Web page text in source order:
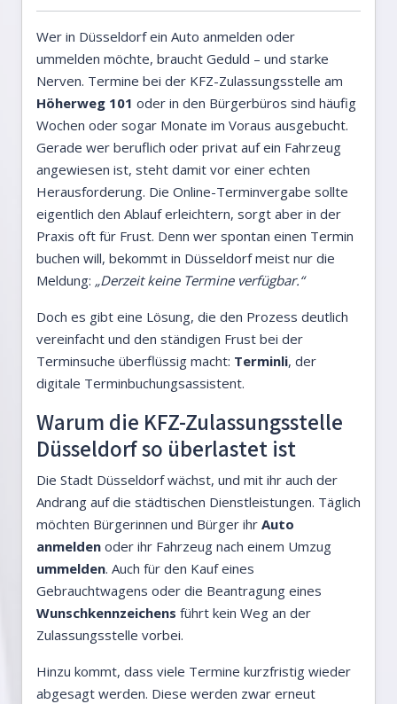
Wer in Düsseldorf ein Auto anmelden oder
ummelden möchte, braucht Geduld – und starke
Nerven. Termine bei der KFZ-Zulassungsstelle am
Höherweg 101 oder in den Bürgerbüros sind häufig
Wochen oder sogar Monate im Voraus ausgebucht.
Gerade wer beruflich oder privat auf ein Fahrzeug
angewiesen ist, steht damit vor einer echten
Herausforderung. Die Online-Terminvergabe sollte
eigentlich den Ablauf erleichtern, sorgt aber in der
Praxis oft für Frust. Denn wer spontan einen Termin
buchen will, bekommt in Düsseldorf meist nur die
Meldung: „Derzeit keine Termine verfügbar.“
Doch es gibt eine Lösung, die den Prozess deutlich
vereinfacht und den ständigen Frust bei der
Terminsuche überflüssig macht: Terminli, der
digitale Terminbuchungsassistent.
Warum die KFZ-Zulassungsstelle
Düsseldorf so überlastet ist
Die Stadt Düsseldorf wächst, und mit ihr auch der
Andrang auf die städtischen Dienstleistungen. Täglich
möchten Bürgerinnen und Bürger ihr Auto
anmelden oder ihr Fahrzeug nach einem Umzug
ummelden. Auch für den Kauf eines
Gebrauchtwagens oder die Beantragung eines
Wunschkennzeichens führt kein Weg an der
Zulassungsstelle vorbei.
Hinzu kommt, dass viele Termine kurzfristig wieder
abgesagt werden. Diese werden zwar erneut